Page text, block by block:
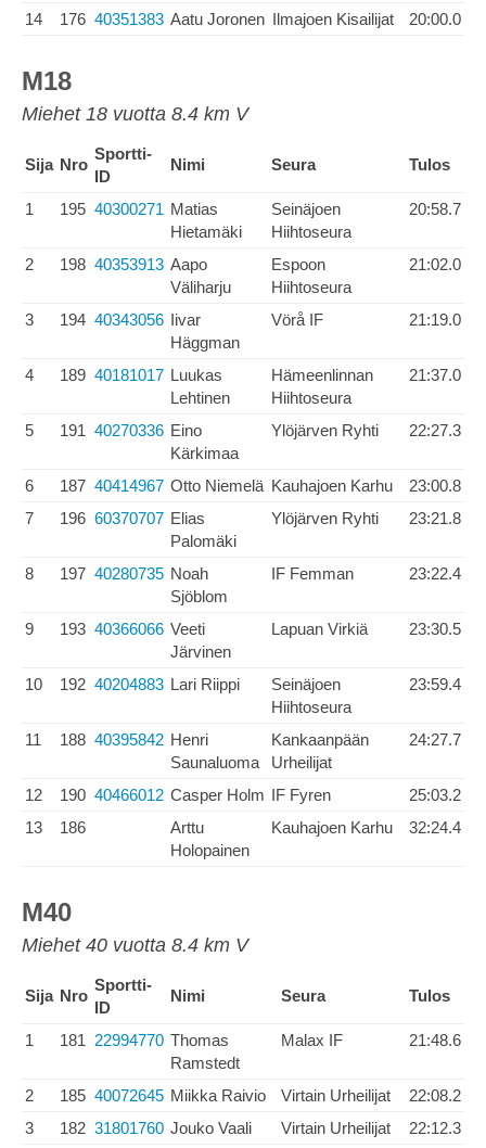
14 176 40351383 Aatu Joronen Ilmajoen Kisailijat 20:00.0
M18
Miehet 18 vuotta 8.4 km V
Sija Nro
Sportti-
ID
Nimi Seura Tulos
1 195 40300271 Matias
Hietamäki
Seinäjoen
Hiihtoseura
20:58.7
2 198 40353913 Aapo
Väliharju
Espoon
Hiihtoseura
21:02.0
3 194 40343056 Iivar
Häggman
Vörå IF 21:19.0
4 189 40181017 Luukas
Lehtinen
Hämeenlinnan
Hiihtoseura
21:37.0
5 191 40270336 Eino
Kärkimaa
Ylöjärven Ryhti 22:27.3
6 187 40414967 Otto Niemelä Kauhajoen Karhu
23:00.8
7
196 60370707 Elias
Palomäki
Ylöjärven Ryhti 23:21.8
8 197 40280735 Noah
Sjöblom
IF Femman 23:22.4
9 193 40366066 Veeti
Järvinen
Lapuan Virkiä 23:30.5
10 192 40204883 Lari Riippi
Seinäjoen
Hiihtoseura
23:59.4
11 188 40395842 Henri
Saunaluoma
Kankaanpään
Urheilijat
24:27.7
12 190 40466012 Casper Holm IF Fyren
25:03.2
13
186
Arttu
Holopainen
Kauhajoen Karhu 32:24.4
M40
Miehet 40 vuotta 8.4 km V
Sija Nro
Sportti-
ID
Nimi Seura Tulos
1 181 22994770 Thomas
Ramstedt
Malax IF 21:48.6
2 185 40072645 Miikka Raivio Virtain Urheilijat
22:08.2
3
182 31801760 Jouko Vaali Virtain Urheilijat
22:12.3